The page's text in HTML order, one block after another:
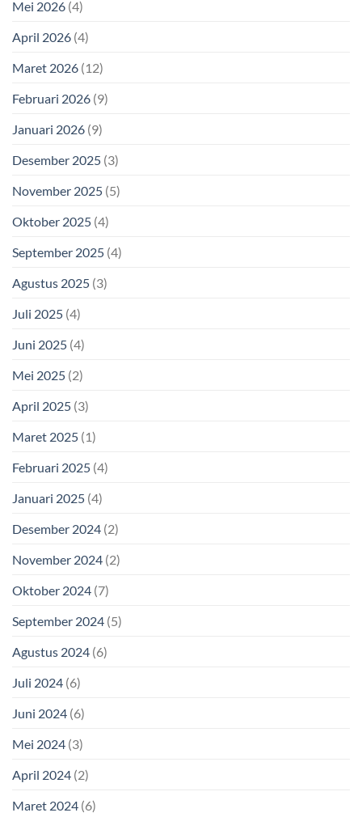
Mei 2026 (4)
April 2026 (4)
Maret 2026 (12)
Februari 2026 (9)
Januari 2026 (9)
Desember 2025 (3)
November 2025 (5)
Oktober 2025 (4)
September 2025 (4)
Agustus 2025 (3)
Juli 2025 (4)
Juni 2025 (4)
Mei 2025 (2)
April 2025 (3)
Maret 2025 (1)
Februari 2025 (4)
Januari 2025 (4)
Desember 2024 (2)
November 2024 (2)
Oktober 2024 (7)
September 2024 (5)
Agustus 2024 (6)
Juli 2024 (6)
Juni 2024 (6)
Mei 2024 (3)
April 2024 (2)
Maret 2024 (6)